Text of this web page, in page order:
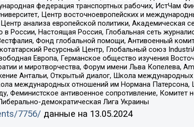
федерация транспортных рабочих, ИстЧам
Центр восточноевропейских и
анализа европейской политики, Академическая
России, Настоящая Россия, Глобальная сеть
Фонд глобальной помощи, Антивоенный
Ресурсный Центр, Глобальный союз
Европа, Германское общество изучения
и миротворчества, Форум имени Льва Копелева,
Антальи, Открытый диалог, Школа
международных отношений им Нормана
Феминистское антивоенное сопротивление, Комитет
демократическая Лига Украины
7756/ данные на 13.05.2024